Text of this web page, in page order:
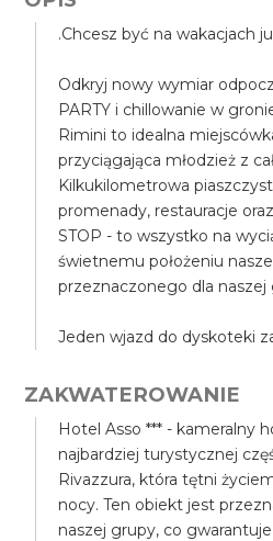
.Chcesz być na wakacjach
Odkryj nowy wymiar
PARTY i chillowanie w
Rimini to idealna
przyciągająca młodzież z
Kilkukilometrowa
promenady, restauracje
STOP - to wszystko na
świetnemu położeniu
przeznaczonego dla naszej
Jeden wjazd do dyskoteki
ZAKWATEROWANIE
Hotel Asso *** - kameralny
najbardziej turystycznej
Rivazzura, która tętni
nocy. Ten obiekt jest
naszej grupy, co